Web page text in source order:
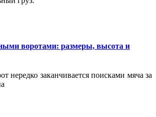
воротами: размеры, высота и
нередко заканчивается поисками мяча за